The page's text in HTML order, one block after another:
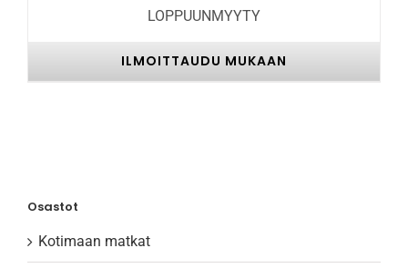
LOPPUUNMYYTY
ILMOITTAUDU MUKAAN
Osastot
Kotimaan matkat